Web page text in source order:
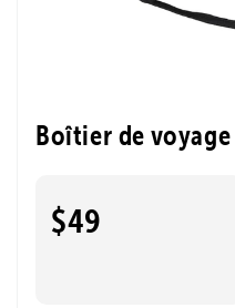
Boîtier de
$49